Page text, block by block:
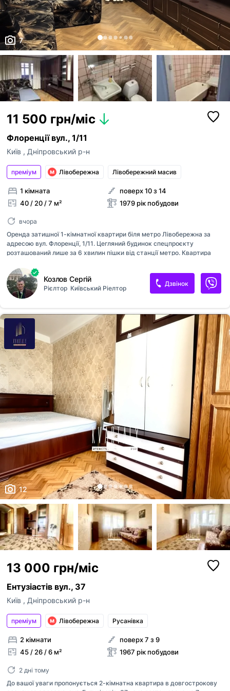
7
11 500 грн/міс
Флоренції вул., 1/11
Київ , Дніпровський р-н
преміум Лівобережна Лівобережний масив
1 кімната
40 / 20 / 7 м²
поверх 10 з 14
1979 рік побудови
вчора
Оренда затишної 1-кімнатної квартири біля метро Лівобережна за
адресою вул. Флоренції, 1/11. Цегляний будинок спецпроєкту
розташований лише за 6 хвилин пішки від станції метро. Квартира
площу 40 кв.м, житлову – 20 кв.м та кухню – 7 кв.м. У хорошому
житловому стані, з великим балконом, який об'єднує кухню та
кімнату. Повністю укомплектована необхідними меблями та
побутовою технікою, тому готова до комфортного проживання. Для
орендарів без домашніх тварин. При заселенні сплачуються перший
місяць оренди та гарантійний платіж, окремо оплачуються
комунальні послуги. Комісія агентства нерухомості – 50%
одноразово. Квартира готова до...
Козлов Сергій
Рієлтор Київський Ріелтор
Дзвінок
12
13 000 грн/міс
Ентузіастів вул., 37
Київ , Дніпровський р-н
преміум Лівобережна Русанівка
2 кімнати
45 / 26 / 6 м²
поверх 7 з 9
1967 рік побудови
2 дні тому
До вашої уваги пропонується 2-кімнатна квартира в довгострокову